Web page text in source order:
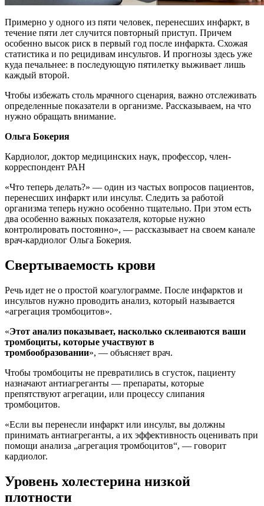
Примерно у одного из пяти человек, перенесших инфаркт, в
течение пяти лет случится повторный приступ. Причем
особенно высок риск в первый год после инфаркта. Схожая
статистика и по рецидивам инсультов. И прогнозы здесь уже
куда печальнее: в последующую пятилетку выживает лишь
каждый второй.
Чтобы избежать столь мрачного сценария, важно отслеживать
определенные показатели в организме. Рассказываем, на что
нужно обращать внимание.
Ольга Бокерия
Кардиолог, доктор медицинских наук, профессор, член-
корреспондент РАН
«Что теперь делать?» — один из частых вопросов пациентов,
перенесших инфаркт или инсульт. Следить за работой
организма теперь нужно особенно тщательно. При этом есть
два особенно важных показателя, которые нужно
контролировать постоянно», — рассказывает на своем канале
врач-кардиолог Ольга Бокерия.
Свертываемость крови
Речь идет не о простой коагулограмме. После инфарктов и
инсультов нужно проводить анализ, который называется
«агрегация тромбоцитов».
«Этот анализ показывает, насколько склеиваются ваши
тромбоциты, которые участвуют в
тромбообразовании», — объясняет врач.
Чтобы тромбоциты не превратились в сгусток, пациенту
назначают антиагреганты — препараты, которые
препятствуют агрегации, или процессу слипания
тромбоцитов.
«Если вы перенесли инфаркт или инсульт, вы должны
принимать антиагреганты, а их эффективность оценивать при
помощи анализа „агрегация тромбоцитов“, — говорит
кардиолог.
Уровень холестерина низкой
плотности